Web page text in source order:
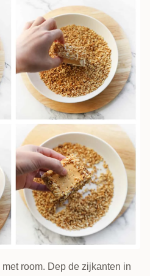
room. Dep de zijkanten in